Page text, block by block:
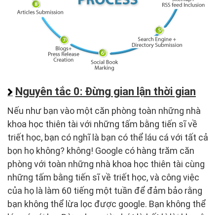
Nguyên tắc 0: Đừng gian lận thời gian
Nếu như bạn vào một căn phòng toàn những nhà
khoa học thiên tài với những tấm bằng tiến sĩ về
triết học, bạn có nghĩ là bạn có thể láu cá với tất cả
bọn họ không? không! Google có hàng trăm căn
phòng với toàn những nhà khoa học thiên tài cùng
những tấm bằng tiến sĩ về triết học, và công việc
của họ là làm 60 tiếng một tuần để đảm bảo rằng
bạn không thể lừa lọc được google. Bạn không thể